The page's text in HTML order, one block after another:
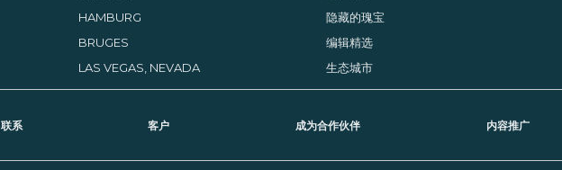
HAMBURG
BRUGES
LAS VEGAS, NEVADA
隐藏的瑰宝
编辑精选
生态城市
联系 客户 成为合作伙伴 内容推广